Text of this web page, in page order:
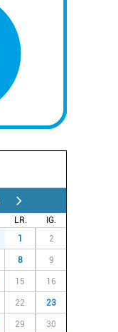
LR.
IG.
1 2
8 9
15 16
22 23
29 30